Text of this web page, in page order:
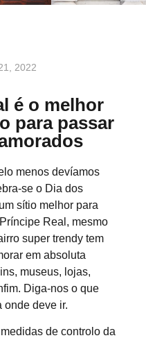
2022
é o melhor
para passar
menos devíamos
se o Dia dos
sítio melhor para
Real, mesmo
super trendy tem
em absoluta
museus, lojas,
Diga-nos o que
onde deve ir.
de controlo da